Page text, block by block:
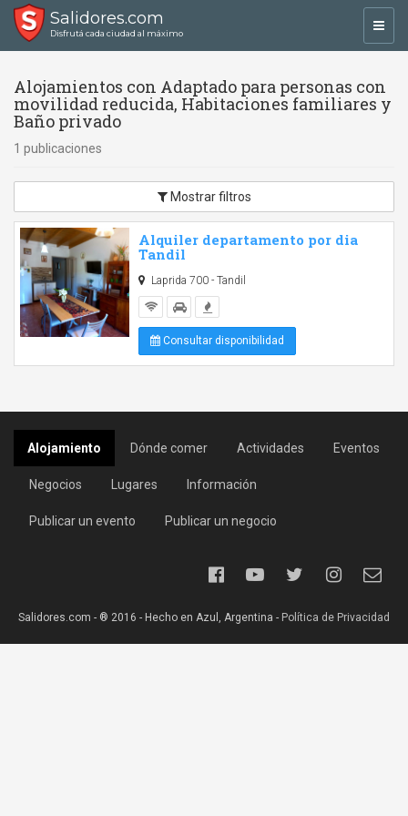
Salidores.com
Disfrutá cada ciudad al máximo
Alojamientos con Adaptado para personas con
movilidad reducida, Habitaciones familiares y
Baño privado
1 publicaciones
Mostrar filtros
Alquiler departamento por dia
Tandil
Laprida 700 - Tandil
Consultar disponibilidad
Alojamiento Dónde comer Actividades Eventos
Negocios Lugares Información
Publicar un evento Publicar un negocio
Salidores.com - ® 2016 - Hecho en Azul, Argentina - Política de Privacidad